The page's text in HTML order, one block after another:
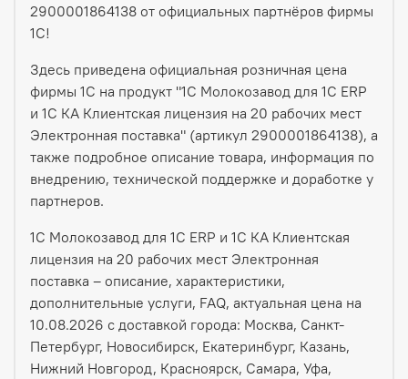
2900001864138 от официальных партнёров фирмы
1С!
Здесь приведена официальная розничная цена
фирмы 1С на продукт "1С Молокозавод для 1С ERP
и 1С КА Клиентская лицензия на 20 рабочих мест
Электронная поставка" (артикул 2900001864138), а
также подробное описание товара, информация по
внедрению, технической поддержке и доработке у
партнеров.
1С Молокозавод для 1С ERP и 1С КА Клиентская
лицензия на 20 рабочих мест Электронная
поставка – описание, характеристики,
дополнительные услуги, FAQ, актуальная цена на
10.08.2026 с доставкой города: Москва, Санкт-
Петербург, Новосибирск, Екатеринбург, Казань,
Нижний Новгород, Красноярск, Самара, Уфа,